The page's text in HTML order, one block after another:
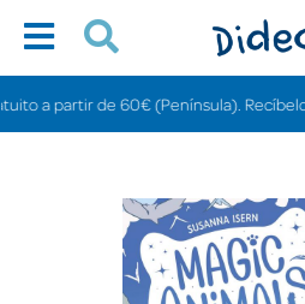
partir de 60€ (Península). Recíbelo en